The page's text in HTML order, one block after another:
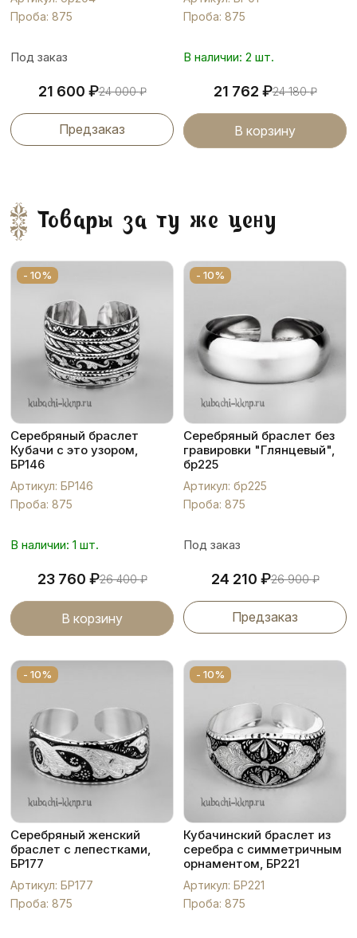
Проба: 875
Под заказ
21 600 ₽24 000₽
Предзаказ
Проба: 875
В наличии: 2 шт.
21 762 ₽24 180₽
В корзину
Товары за ту же цену
- 10%
Серебряный браслет
Кубачи с это узором,
БР146
Артикул: БР146
Проба: 875
В наличии: 1 шт.
23 760 ₽26 400₽
В корзину
- 10%
Серебряный браслет без
гравировки "Глянцевый",
бр225
Артикул: бр225
Проба: 875
Под заказ
24 210 ₽26 900₽
Предзаказ
- 10%
Серебряный женский
браслет с лепестками,
БР177
Артикул: БР177
Проба: 875
- 10%
Кубачинский браслет из
серебра с симметричным
орнаментом, БР221
Артикул: БР221
Проба: 875